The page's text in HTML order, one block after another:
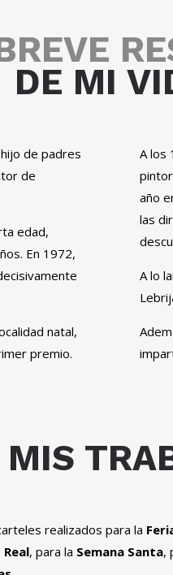
DE MI
hijo de padres
de
edad,
En 1972,
natal,
premio.
A los
año
las
A lo
MIS
realizados para la
, para la Semana Santa,